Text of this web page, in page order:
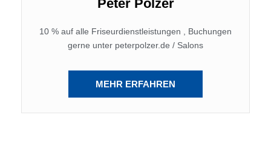
Peter Polzer
10 % auf alle Friseurdienstleistungen , Buchungen
gerne unter peterpolzer.de / Salons
MEHR ERFAHREN